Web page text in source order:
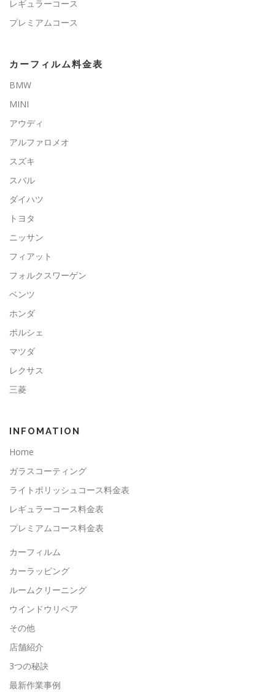
レギュラーコース
プレミアムコース
カーフィルム料金表
BMW
MINI
アウディ
アルファロメオ
スズキ
スバル
ダイハツ
トヨタ
ニッサン
フィアット
フォルクスワーゲン
ベンツ
ホンダ
ポルシェ
マツダ
レクサス
三菱
INFOMATION
Home
ガラスコーティング
ライトポリッシュコース料金表
レギュラーコース料金表
プレミアムコース料金表
カーフィルム
カーラッピング
ルームクリーニング
ウインドウリペア
その他
店舗紹介
3つの秘訣
最新作業事例